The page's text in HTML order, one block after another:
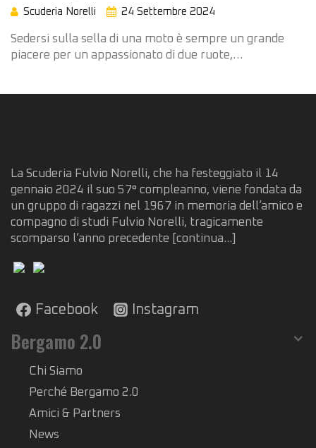
Scuderia Norelli 24 Settembre 2024
Sedersi sulla sella di una moto è sempre un grande
piacere per un appassionato di due ruote,…
La Scuderia Fulvio Norelli, che ha festeggiato il 14
gennaio 2024 il suo 57° compleanno, viene fondata da
un gruppo di ragazzi nel 1967 in memoria dell’amico e
compagno di studi Fulvio Norelli, tragicamente
scomparso l’anno precedente
[continua...]
Facebook Instagram
Bergamo 2.0
Chi Siamo
Perché Bergamo 2.0
Amici & Partners
News